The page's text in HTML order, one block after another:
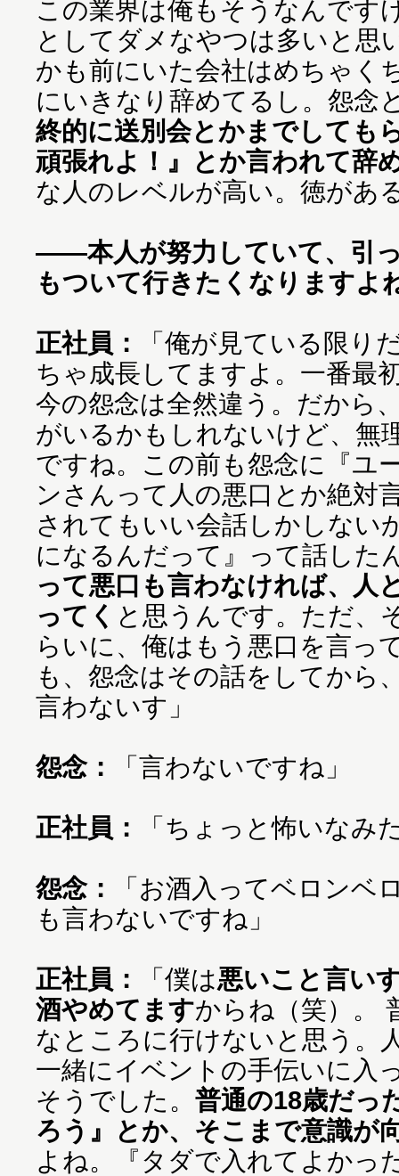
この業界は俺もそうなんです
としてダメなやつは多いと思
かも前にいた会社はめちゃく
にいきなり辞めてるし。怨念
終的に送別会とかまでしても
頑張れよ！』とか言われて辞
な人のレベルが高い。徳があ
——本人が努力していて、引
もついて行きたくなりますよ
正社員：
「俺が見ている限り
ちゃ成長してますよ。一番最
今の怨念は全然違う。だから
がいるかもしれないけど、無
ですね。この前も怨念に『ユ
ンさんって人の悪口とか絶対
されてもいい会話しかしない
になるんだって』って話した
って悪口も言わなければ、人
ってく と思うんです。ただ、
らいに、俺はもう悪口を言っ
も、怨念はその話をしてから
言わないす」
怨念： 「言わないですね」
正社員： 「ちょっと怖いなみ
怨念：
「お酒入ってベロンベ
も言わないですね」
正社員： 「僕は悪いこと言い
酒やめてますからね（笑）。
なところに行けないと思う。
一緒にイベントの手伝いに入
そうでした。 普通の18歳だっ
ろう』とか、そこまで意識が
よね。『タダで入れてよかっ